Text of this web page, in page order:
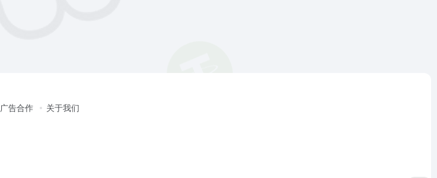
广告合作 关于我们